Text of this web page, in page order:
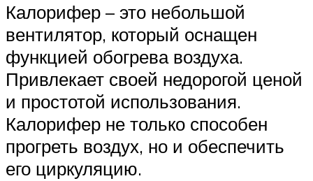
Калорифер – это небольшой
вентилятор, который оснащен
функцией обогрева воздуха.
Привлекает своей недорогой ценой
и простотой использования.
Калорифер не только способен
прогреть воздух, но и обеспечить
его циркуляцию.